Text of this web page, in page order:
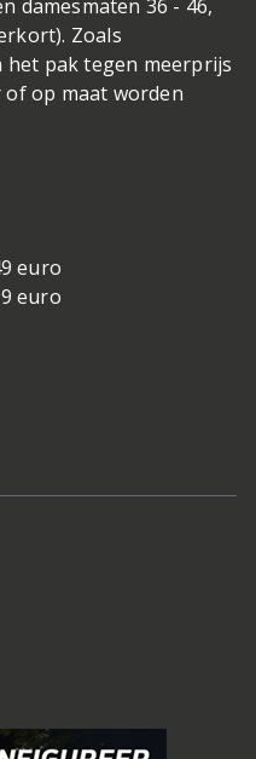
damesmaten 36 - 46,
Zoals
het pak tegen meerprijs
op maat worden
euro
euro